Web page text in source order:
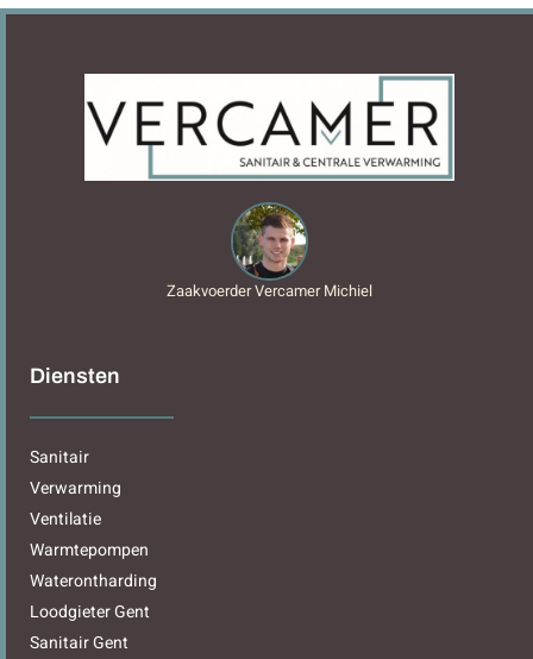
Zaakvoerder Vercamer Michiel
Diensten
Sanitair
Verwarming
Ventilatie
Warmtepompen
Waterontharding
Loodgieter Gent
Sanitair Gent